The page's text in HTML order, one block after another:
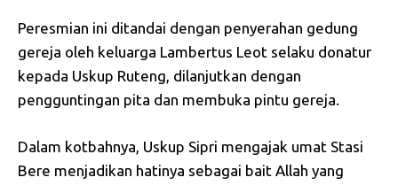
Peresmian ini ditandai dengan penyerahan gedung
gereja oleh keluarga Lambertus Leot selaku donatur
kepada Uskup Ruteng, dilanjutkan dengan
pengguntingan pita dan membuka pintu gereja.
Dalam kotbahnya, Uskup Sipri mengajak umat Stasi
Bere menjadikan hatinya sebagai bait Allah yang